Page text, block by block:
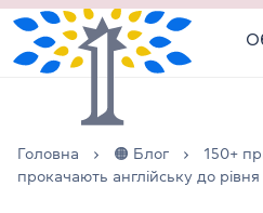
Головна 🟠 Блог
150+
прокачають англійську до